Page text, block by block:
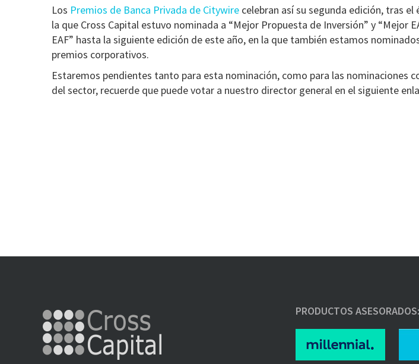
Los Premios de Banca Privada de Citywire celebran así su segunda edición, tras
la que Cross Capital estuvo nominada a “Mejor Propuesta de Inversión” y “Mejor
EAF” hasta la siguiente edición de este año, en la que también estamos
premios corporativos.
Estaremos pendientes tanto para esta nominación, como para las nominaciones
del sector, recuerde que puede votar a nuestro director general en el siguiente
PRODUCTOS ASESORADOS: